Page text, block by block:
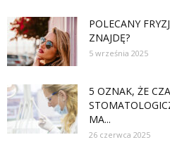
POLECANY
ZNAJDĘ?
5 września 2025
5 OZNAK, ŻE
MA...
26 czerwca 2025